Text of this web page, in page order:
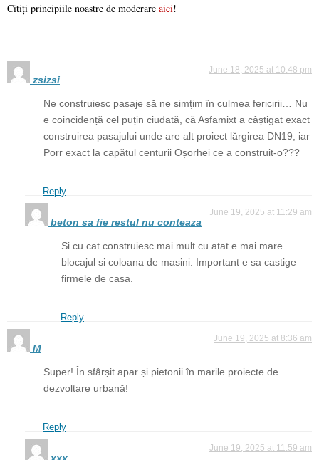
Citiți principiile noastre de moderare aici!
zsizsi
June 18, 2025 at 10:48 pm
Ne construiesc pasaje să ne simțim în culmea fericirii… Nu
e coincidență cel puțin ciudată, că Asfamixt a câștigat exact
construirea pasajului unde are alt proiect lărgirea DN19, iar
Porr exact la capătul centurii Oșorhei ce a construit-o???
Reply
beton sa fie restul nu conteaza
June 19, 2025 at 11:29 am
Si cu cat construiesc mai mult cu atat e mai mare
blocajul si coloana de masini. Important e sa castige
firmele de casa.
Reply
M
June 19, 2025 at 8:36 am
Super! În sfârșit apar și pietonii în marile proiecte de
dezvoltare urbană!
Reply
xxx
June 19, 2025 at 11:59 am